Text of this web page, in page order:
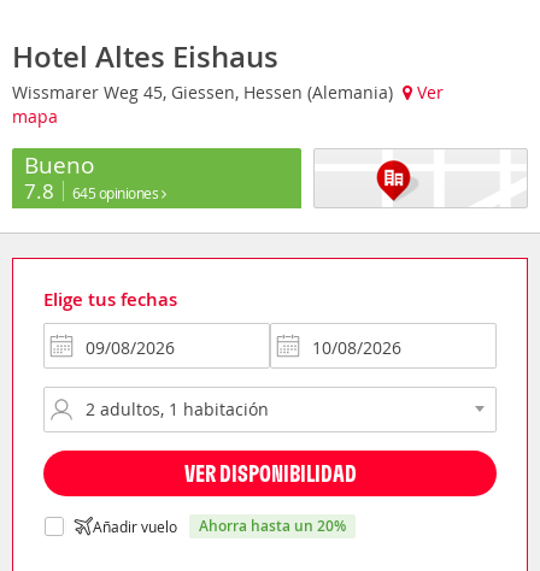
Hotel Altes Eishaus
Wissmarer Weg 45, Giessen, Hessen (Alemania)
Ver
mapa
Bueno
7.8 645 opiniones
Elige tus fechas
VER DISPONIBILIDAD
Añadir vuelo ahorra hasta un 20%